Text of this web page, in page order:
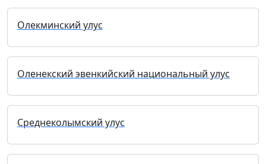
Олекминский улус
Оленекский эвенкийский национальный улус
Среднеколымский улус